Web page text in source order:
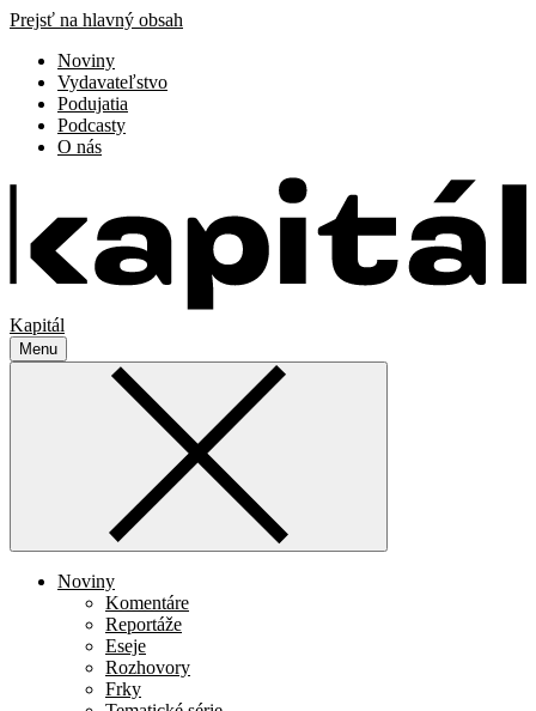
Prejsť na hlavný obsah
Noviny
Vydavateľstvo
Podujatia
Podcasty
O nás
Kapitál
Menu
Noviny
Komentáre
Reportáže
Eseje
Rozhovory
Frky